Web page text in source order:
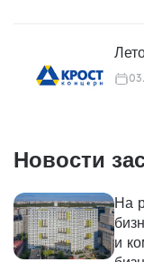
Новости
На
и